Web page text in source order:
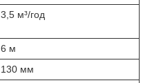
3,5 м³/год
6 м
130 мм